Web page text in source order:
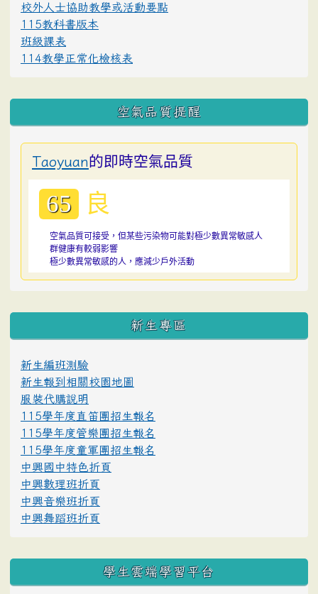
校外人士協助教學或活動要點
115教科書版本
班級課表
114教學正常化檢核表
空氣品質提醒
Taoyuan的即時空氣品質
65 良
空氣品質可接受，但某些污染物可能對極少數異常敏感人
群健康有較弱影響
極少數異常敏感的人，應減少戶外活動
:::
新生專區
新生編班測驗
新生報到相關校園地圖
服裝代購說明
115學年度直笛團招生報名
115學年度管樂團招生報名
115學年度童軍團招生報名
中興國中特色折頁
中興數理班折頁
中興音樂班折頁
中興舞蹈班折頁
學生雲端學習平台